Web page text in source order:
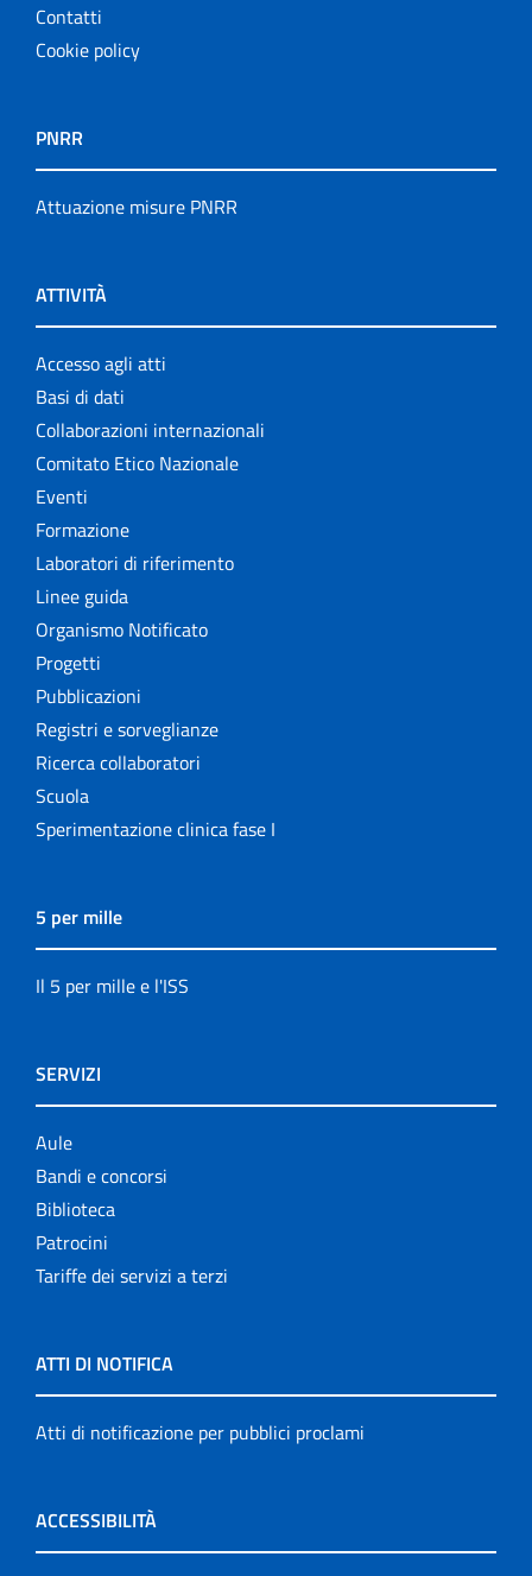
Contatti
Cookie policy
PNRR
Attuazione misure PNRR
ATTIVITÀ
Accesso agli atti
Basi di dati
Collaborazioni internazionali
Comitato Etico Nazionale
Eventi
Formazione
Laboratori di riferimento
Linee guida
Organismo Notificato
Progetti
Pubblicazioni
Registri e sorveglianze
Ricerca collaboratori
Scuola
Sperimentazione clinica fase I
5 per mille
Il 5 per mille e l'ISS
SERVIZI
Aule
Bandi e concorsi
Biblioteca
Patrocini
Tariffe dei servizi a terzi
ATTI DI NOTIFICA
Atti di notificazione per pubblici proclami
ACCESSIBILITÀ